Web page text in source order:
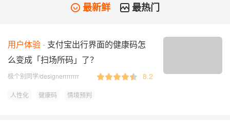
最新鲜 最热门
用户体验
支付宝出行界面的健康码怎
么变成「扫场所码」了？
极个别同学/designerrrrrrrr 8.2
人性化 健康码 情境预判